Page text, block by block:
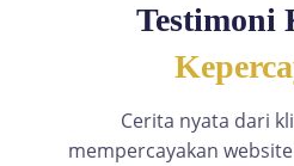
Testimoni
Cerita nyata dari
mempercayakan